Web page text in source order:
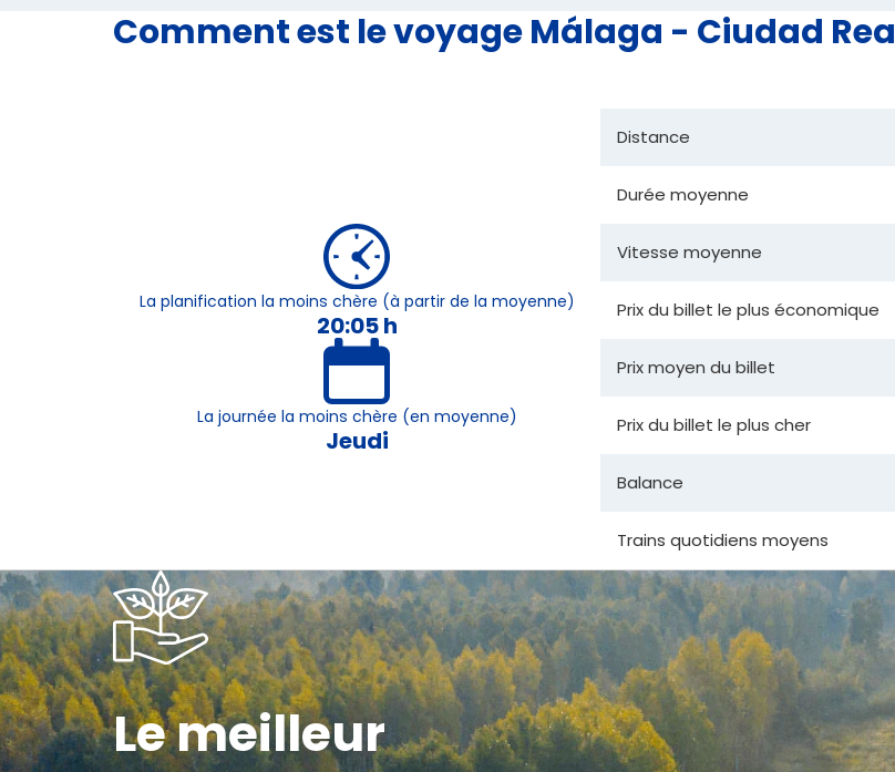
Comment est le voyage Málaga - Ciudad
La planification la moins chère (à partir de la moyenne)
20:05 h
La journée la moins chère (en moyenne)
Jeudi
Distance
Durée moyenne
Vitesse moyenne
Prix du billet le plus économique
Prix moyen du billet
Prix du billet le plus cher
Balance
Trains quotidiens moyens
Le meilleur